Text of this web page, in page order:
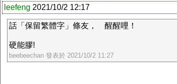
leefeng 2021/10/2 12:17
話「保留繁體字」條友， 醒醒哩！
硬能膠!
beebeechan 發表於 2021/10/2 11:27